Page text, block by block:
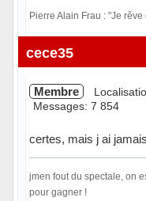
Pierre Alain Frau : "Je
Hors ligne
cece35
Membre
Messages: 7 854
certes, mais j ai
jmen fout du spectale, on
pour gagner !